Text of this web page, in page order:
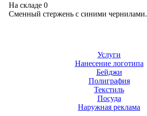
На складе 0
Сменный стержень с синими чернилами.
Услуги
Нанесение логотипа
Бейджи
Полиграфия
Текстиль
Посуда
Наружная реклама